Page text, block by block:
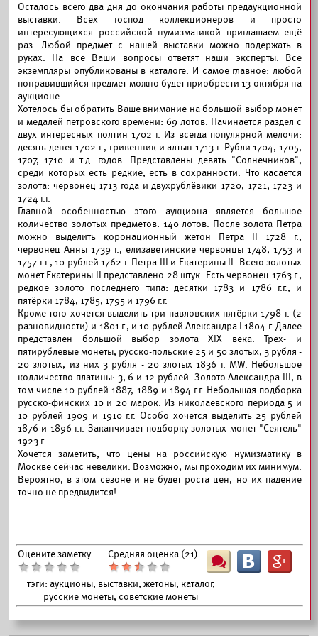
Осталось всего два дня до окончания работы предаукционной
выставки. Всех господ коллекционеров и просто
интересующихся российской нумизматикой приглашаем ещё
раз. Любой предмет с нашей выставки можно подержать в
руках. На все Ваши вопросы ответят наши эксперты. Все
экземпляры опубликованы в каталоге. И самое главное: любой
понравившийся предмет можно будет приобрести 13 октября на
аукционе.
Хотелось бы обратить Ваше внимание на большой выбор монет
и медалей петровского времени: 69 лотов. Начинается раздел с
двух интересных полтин 1702 г. Из всегда популярной мелочи:
десять денег 1702 г., гривенник и алтын 1713 г. Рубли 1704, 1705,
1707, 1710 и т.д. годов. Представлены девять "Солнечников",
среди которых есть редкие, есть в сохранности. Что касается
золота: червонец 1713 года и двухрублёвики 1720, 1721, 1723 и
1724 г.г.
Главной особенностью этого аукциона является большое
количество золотых предметов: 140 лотов. После золота Петра
можно выделить коронационный жетон Петра II 1728 г.,
червонец Анны 1739 г., елизаветинские червонцы 1748, 1753 и
1757 г.г., 10 рублей 1762 г. Петра III и Екатерины II. Всего золотых
монет Екатерины II представлено 28 штук. Есть червонец 1763 г.,
редкое золото последнего типа: десятки 1783 и 1786 г.г., и
пятёрки 1784, 1785, 1795 и 1796 г.г.
Кроме того хочется выделить три павловских пятёрки 1798 г. (2
разновидности) и 1801 г., и 10 рублей Александра I 1804 г. Далее
представлен большой выбор золота XIX века. Трёх- и
пятирублёвые монеты, русско-польские 25 и 50 злотых, 3 рубля -
20 злотых, из них 3 рубля - 20 злотых 1836 г. MW. Небольшое
колличество платины: 3, 6 и 12 рублей. Золото Александра III, в
том числе 10 рублей 1887, 1889 и 1894 г.г. Небольшая подборка
русско-финских 10 и 20 марок. Из николаевского периода 5 и
10 рублей 1909 и 1910 г.г. Особо хочется выделить 25 рублей
1876 и 1896 г.г. Заканчивает подборку золотых монет "Сеятель"
1923 г.
Хочется заметить, что цены на российскую нумизматику в
Москве сейчас невелики. Возможно, мы проходим их минимум.
Вероятно, в этом сезоне и не будет роста цен, но их падение
точно не предвидится!
Оцените заметку Средняя оценка (21)
тэги: аукционы, выставки, жетоны, каталог,
русские монеты, советские монеты
Ш B G